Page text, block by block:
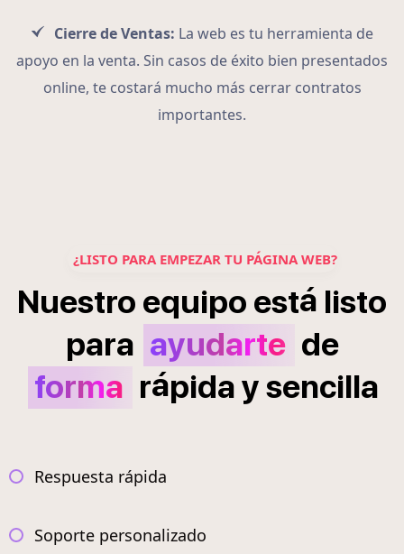
Cierre de Ventas: La web es tu herramienta de
apoyo en la venta. Sin casos de éxito bien presentados
online, te costará mucho más cerrar contratos
importantes.
¿LISTO PARA EMPEZAR TU PÁGINA WEB?
Nuestro equipo está listo
para ayudarte de
forma rápidaysencilla
Respuesta rápida
Soporte personalizado